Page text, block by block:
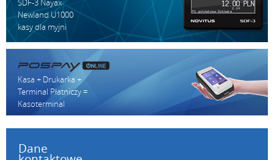
SDF-3 Nayax
Newland U1000
kasy dla myjni
Kasa + Drukarka +
Terminal Płatniczy =
Kasoterminal
Dane